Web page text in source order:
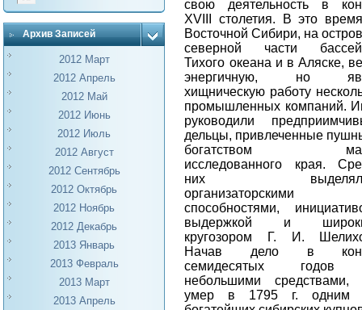
Архив Записей
2012 Март
2012 Апрель
2012 Май
2012 Июнь
2012 Июль
2012 Август
2012 Сентябрь
2012 Октябрь
2012 Ноябрь
2012 Декабрь
2013 Январь
2013 Февраль
2013 Март
2013 Апрель
свою деятельность в
XVIII
столетия. В это
Восточной Сибири, на
северной части
Тихого океана и в Аляске,
энергичную, но
хищническую работу
промышленных компаний.
руководили
дельцы, привлеченные
богатством
исследованного края.
них
организаторскими
способностями,
выдержкой и
кругозором Г. И.
Начав дело в
семидесятых
небольшими средствами,
умер в 1795 г. одним